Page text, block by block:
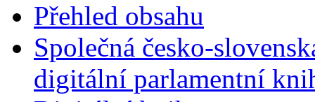
Přehled obsahu
Společná česko-
digitální parlamentní